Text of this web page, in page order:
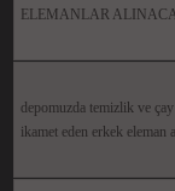
ELEMANLAR
depomuzda temizlik ve
ikamet eden erkek eleman